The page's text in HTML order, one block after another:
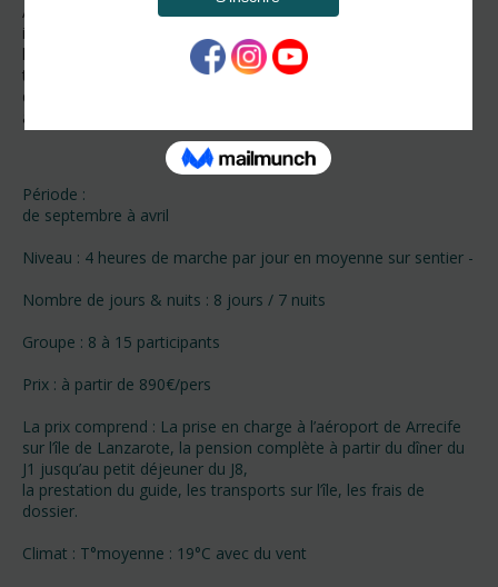
Avec ses paysages esthétiques et déroutants, son climat d’une
incroyable douceur et ses 200 volcans, l’île la plus à l’est de
l’archipel des Canaries est à découvrir en marchant. Sur cette
terre de pêcheurs et de cultivateurs, l’homme a fait preuve
d’une étonnante créativité. Art, culture et nature se mélangent
à merveille sur ce bout de terre au milieu de l’Océan…
Période :
de septembre à avril
Niveau : 4 heures de marche par jour en moyenne sur sentier -
Nombre de jours & nuits : 8 jours / 7 nuits
Groupe : 8 à 15 participants
Prix : à partir de 890€/pers
La prix comprend : La prise en charge à l’aéroport de Arrecife
sur l’île de Lanzarote, la pension complète à partir du dîner du
J1 jusqu’au petit déjeuner du J8,
la prestation du guide, les transports sur l’île, les frais de
dossier.
Climat : T°moyenne : 19°C avec du vent